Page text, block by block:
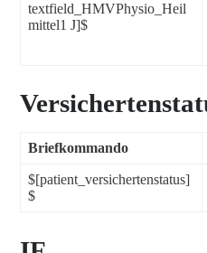
textfield_HMVPhysio_Heil
mittel1 J]$
Briefkommando
$[patient_versichertenstatus]
$